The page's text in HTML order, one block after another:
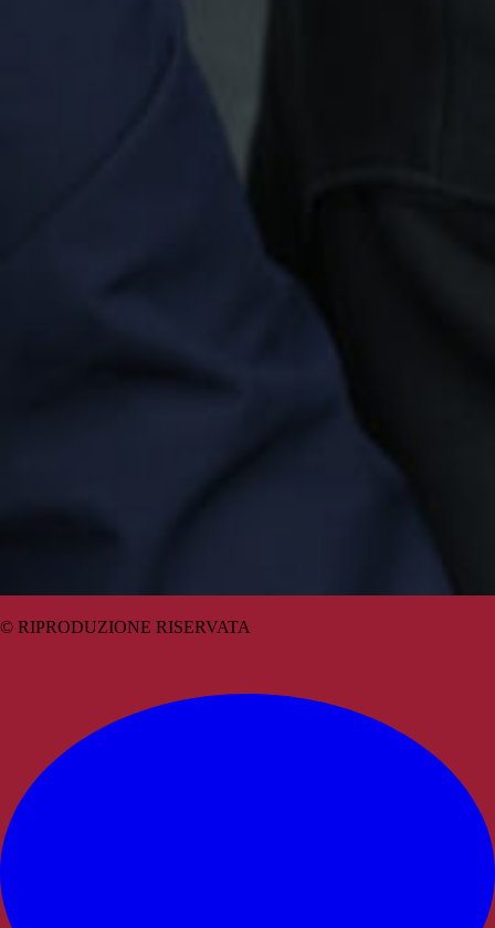
© RIPRODUZIONE RISERVATA